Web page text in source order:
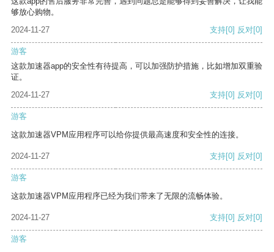
够放心购物。
2024-11-27
支持[0] 反对[0]
游客
这款加速器app的安全性有待提高，可以加强防护措施，比如增加双重验
证。
2024-11-27
支持[0] 反对[0]
游客
这款加速器VPM应用程序可以给你提供最高速度和安全性的连接。
2024-11-27 支持[0] 反对[0]
游客
这款加速器VPM应用程序已经为我们带来了无限的流畅体验。
2024-11-27 支持[0] 反对[0]
游客